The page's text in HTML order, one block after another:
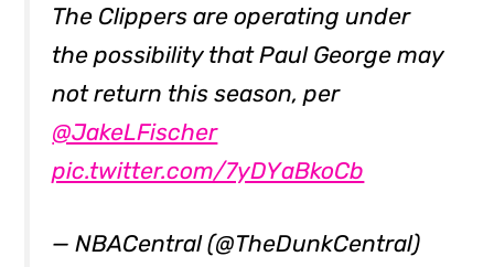
The Clippers are operating under
the possibility that Paul George may
not return this season, per
@JakeLFischer
pic.twitter.com/7yDYaBkoCb
— NBACentral (@TheDunkCentral)